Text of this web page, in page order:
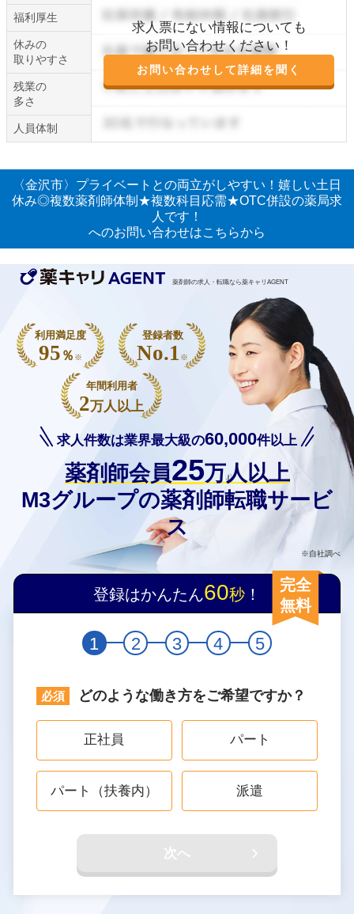
求人票にない情報についても
お問い合わせください！
お問い合わせして詳細を聞く
福利厚生
休みの
取りやすさ
残業の
多さ
人員体制
〈金沢市〉プライベートとの両立がしやすい！嬉しい土日
休み◎複数薬剤師体制★複数科目応需★OTC併設の薬局求
人です！
へのお問い合わせはこちらから
薬剤師の求人・転職なら薬キャリAGENT
求人件数は業界最大級の60,000件以上
薬剤師会員25万人以上
M3グループの薬剤師転職サービ
ス
※自社調べ
利用満足度
95 ％ ※
登録者数
No.1 ※
年間利用者
2万人以上
登録はかんたん60秒 ！
完全
無料
1 2 3 4 5
どのような働き方をご希望ですか？
正社員 パート
パート（扶養内） 派遣
次へ